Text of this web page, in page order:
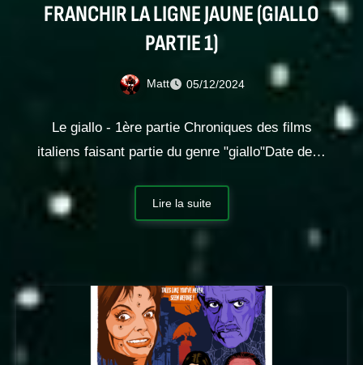
FRANCHIR LA LIGNE JAUNE (GIALLO
PARTIE 1)
Matt 05/12/2024
Le giallo - 1ère partie Chroniques des films
italiens faisant partie du genre "giallo"Date de…
Lire la suite